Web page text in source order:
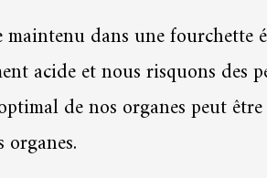
dans une fourchette
acide et nous risquons
de nos organes peut